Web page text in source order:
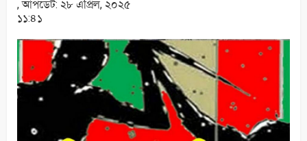
,আপডেট: ২৮ এপ্রিল, ২০২৫
১১:৪১